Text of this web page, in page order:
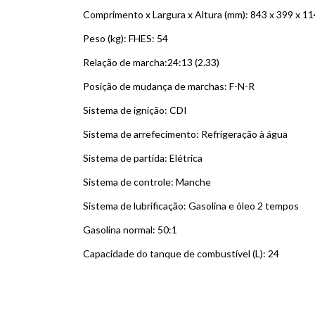
Comprimento x Largura x Altura (mm): 843 x 399 x
Peso (kg): FHES: 54
Relação de marcha:24:13 (2.33)
Posição de mudança de marchas: F-N-R
Sistema de ignição: CDI
Sistema de arrefecimento: Refrigeração à água
Sistema de partida: Elétrica
Sistema de controle: Manche
Sistema de lubrificação: Gasolina e óleo 2 tempos
Gasolina normal: 50:1
Capacidade do tanque de combustível (L): 24